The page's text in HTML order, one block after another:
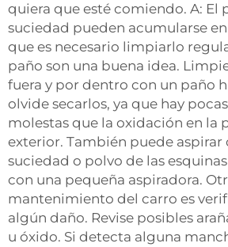
quiera que esté comiendo. A: El
suciedad pueden acumularse
que es necesario limpiarlo
paño son una buena idea.
fuera y por dentro con un paño
olvide secarlos, ya que hay
molestas que la oxidación en la
exterior. También puede aspirar
suciedad o polvo de las
con una pequeña aspiradora.
mantenimiento del carro es
algún daño. Revise posibles
u óxido. Si detecta alguna